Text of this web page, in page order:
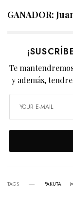
GANADOR:
Te
y además,
TAGS FAKUTA